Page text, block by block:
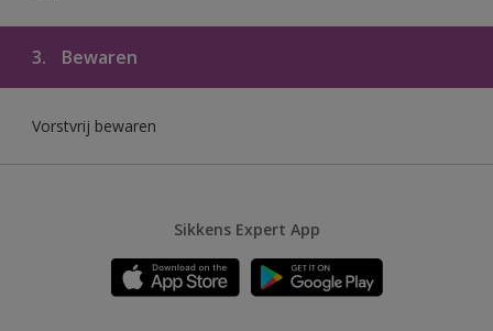
3. Bewaren
Vorstvrij bewaren
Sikkens Expert App